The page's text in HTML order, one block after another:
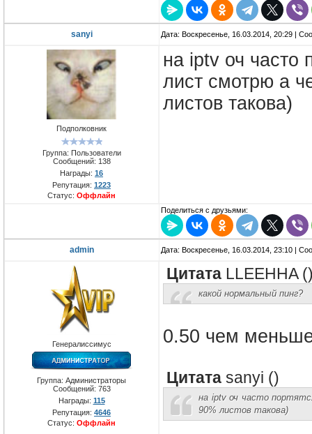
sanyi Дата: Воскресенье, 16.03.2014, 20:29 |
Подполковник
Группа: Пользователи
Сообщений: 138
Награды: 16
Репутация: 1223
Статус: Оффлайн
на iptv оч часто
лист смотрю а
листов такова)
Поделиться с друзьями:
admin Дата: Воскресенье, 16.03.2014, 23:10 |
Генералиссимус
Группа: Администраторы
Сообщений: 763
Награды: 115
Репутация: 4646
Статус: Оффлайн
Цитата LLEEHHA(
какой нормальный пинг?
0.50 чем
Цитата sanyi ()
на iptv оч часто
90% листов такова)